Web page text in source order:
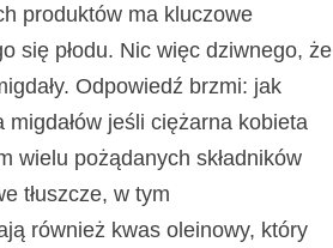
produktów ma kluczowe
się płodu. Nic więc dziwnego, że
Odpowiedź brzmi: jak
jeśli ciężarna kobieta
wielu pożądanych składników
tłuszcze, w tym
również kwas oleinowy, który